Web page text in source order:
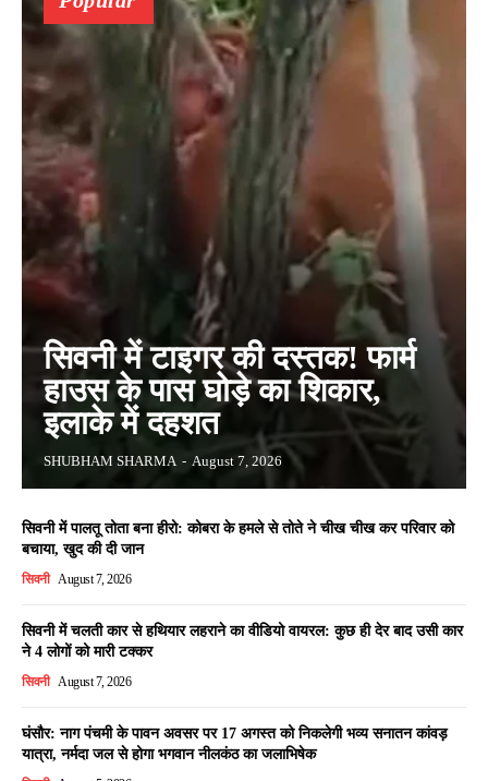
सिवनी में टाइगर की दस्तक! फार्म
हाउस के पास घोड़े का शिकार,
इलाके में दहशत
SHUBHAM SHARMA - August 7, 2026
सिवनी में पालतू तोता बना हीरो: कोबरा के हमले से तोते ने चीख चीख कर परिवार को
बचाया, खुद की दी जान
सिवनी August 7, 2026
सिवनी में चलती कार से हथियार लहराने का वीडियो वायरल: कुछ ही देर बाद उसी कार
ने 4 लोगों को मारी टक्कर
सिवनी August 7, 2026
घंसौर: नाग पंचमी के पावन अवसर पर 17 अगस्त को निकलेगी भव्य सनातन कांवड़
यात्रा, नर्मदा जल से होगा भगवान नीलकंठ का जलाभिषेक